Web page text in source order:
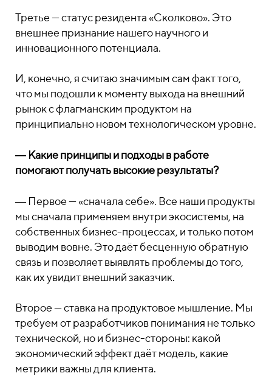
Третье — статус резидента «Сколково». Это
внешнее признание нашего научного и
инновационного потенциала.
И, конечно, я считаю значимым сам факт того,
что мы подошли к моменту выхода на внешний
рынок с флагманским продуктом на
принципиально новом технологическом уровне.
― Какие принципы и подходы в работе
помогают получать высокие результаты?
― Первое — «сначала себе». Все наши продукты
мы сначала применяем внутри экосистемы, на
собственных бизнес-процессах, и только потом
выводим вовне. Это даёт бесценную обратную
связь и позволяет выявлять проблемы до того,
как их увидит внешний заказчик.
Второе — ставка на продуктовое мышление. Мы
требуем от разработчиков понимания не только
технической, но и бизнес-стороны: какой
экономический эффект даёт модель, какие
метрики важны для клиента.